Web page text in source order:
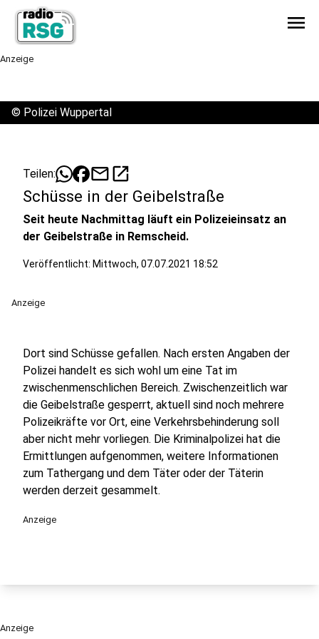
menu
Anzeige
© Polizei Wuppertal
Teilen: mailopen_in_new
Schüsse in der Geibelstraße
Seit heute Nachmittag läuft ein Polizeieinsatz an
der Geibelstraße in Remscheid.
Veröffentlicht: Mittwoch, 07.07.2021 18:52
Anzeige
Dort sind Schüsse gefallen. Nach ersten Angaben der
Polizei handelt es sich wohl um eine Tat im
zwischenmenschlichen Bereich. Zwischenzeitlich war
die Geibelstraße gesperrt, aktuell sind noch mehrere
Polizeikräfte vor Ort, eine Verkehrsbehinderung soll
aber nicht mehr vorliegen. Die Kriminalpolizei hat die
Ermittlungen aufgenommen, weitere Informationen
zum Tathergang und dem Täter oder der Täterin
werden derzeit gesammelt.
Anzeige
Anzeige